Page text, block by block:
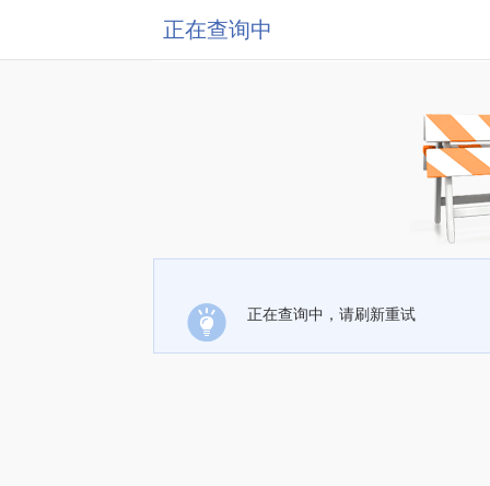
正在查询中
正在查询中，请刷新重试